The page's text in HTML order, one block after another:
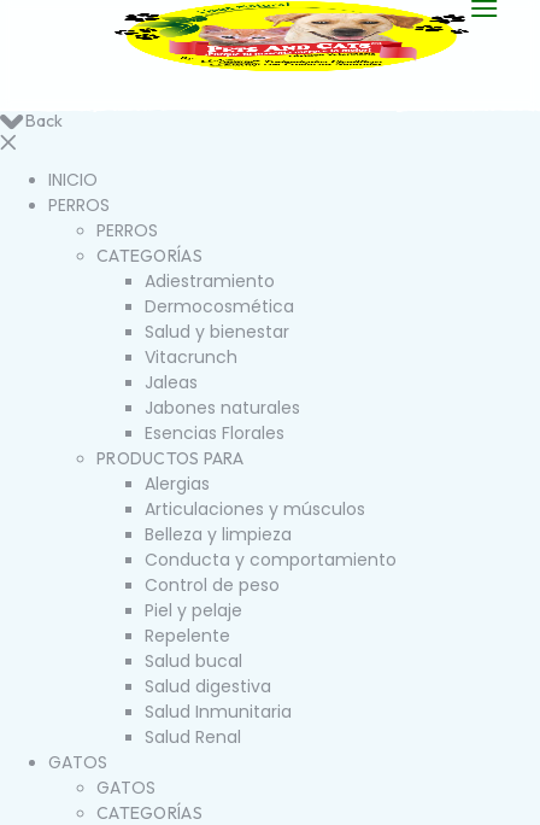
Back
INICIO
PERROS
PERROS
CATEGORÍAS
Adiestramiento
Dermocosmética
Salud y bienestar
Vitacrunch
Jaleas
Jabones naturales
Esencias Florales
PRODUCTOS PARA
Alergias
Articulaciones y músculos
Belleza y limpieza
Conducta y comportamiento
Control de peso
Piel y pelaje
Repelente
Salud bucal
Salud digestiva
Salud Inmunitaria
Salud Renal
GATOS
GATOS
CATEGORÍAS